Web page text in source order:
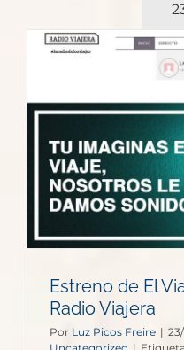
Estreno de El
Radio Viajera
Por Luz Picos Freire |